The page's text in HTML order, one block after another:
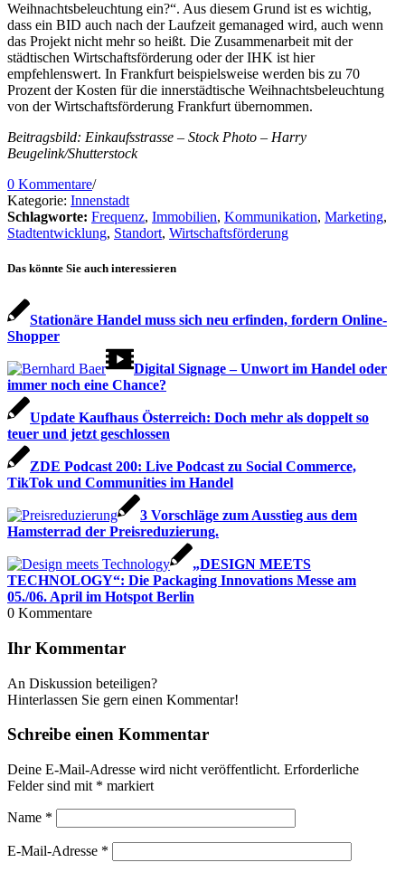
Weihnachtsbeleuchtung ein?“. Aus diesem Grund ist es wichtig,
dass ein BID auch nach der Laufzeit gemanaged wird, auch wenn
das Projekt nicht mehr so heißt. Die Zusammenarbeit mit der
städtischen Wirtschaftsförderung oder der IHK ist hier
empfehlenswert. In Frankfurt beispielsweise werden bis zu 70
Prozent der Kosten für die innerstädtische Weihnachtsbeleuchtung
von der Wirtschaftsförderung Frankfurt übernommen.
Beitragsbild: Einkaufsstrasse – Stock Photo – Harry
Beugelink/Shutterstock
0 Kommentare/
Kategorie: Innenstadt
Schlagworte: Frequenz, Immobilien, Kommunikation, Marketing,
Stadtentwicklung, Standort, Wirtschaftsförderung
Das könnte Sie auch interessieren
Stationäre Handel muss sich neu erfinden, fordern Online-
Shopper
Digital Signage – Unwort im Handel oder
immer noch eine Chance?
Update Kaufhaus Österreich: Doch mehr als doppelt so
teuer und jetzt geschlossen
ZDE Podcast 200: Live Podcast zu Social Commerce,
TikTok und Communities im Handel
3 Vorschläge zum Ausstieg aus dem
Hamsterrad der Preisreduzierung.
„DESIGN MEETS
TECHNOLOGY“: Die Packaging Innovations Messe am
05./06. April im Hotspot Berlin
0 Kommentare
Ihr Kommentar
An Diskussion beteiligen?
Hinterlassen Sie gern einen Kommentar!
Schreibe einen Kommentar
Deine E-Mail-Adresse wird nicht veröffentlicht. Erforderliche
Felder sind mit * markiert
Name *
E-Mail-Adresse *